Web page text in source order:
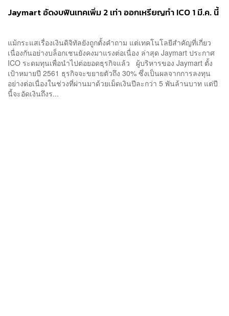
Jaymart อัดงบฟินเทคเพิ่ม 2 เท่า ออกเหรียญทำ ICO 1 มี.ค. นี้
แม้กระแสเรื่องเงินดิจิทัลยังถูกตั้งคำถาม แต่เทคโนโลยีสำคัญที่เกี่ยว
เนื่องกันอย่างบล็อกเชนยังคงมาแรงต่อเนื่อง ล่าสุด Jaymart ประกาศ
ICO ระดมทุนเพื่อนำไปต่อยอดธุรกิจแล้ว ผู้บริหารของ Jaymart ตั้ง
เป้าหมายปี 2561 ธุรกิจจะขยายตัวถึง 30% ซึ่งเป็นผลจากการลงทุน
อย่างต่อเนื่องในช่วงที่ผ่านมาด้วยเม็ดเงินปีละกว่า 5 พันล้านบาท แต่ปี
นี้จะอัดเงินถึงร...